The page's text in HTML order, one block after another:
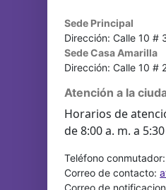
Sede Principal
Dirección: Calle 10 #
Sede Casa Amarilla
Dirección: Calle 10 #
Atención a la
Horarios de
de 8:00 a. m. a
Teléfono
Correo de contacto:
Correo de